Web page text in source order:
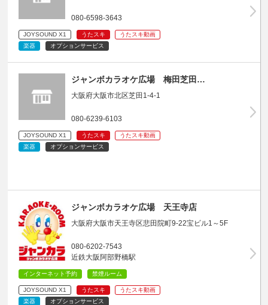
080-6598-3643
JOYSOUND X1 うたスキ
うたスキ動画
楽器
オプションサービス
ジャンボカラオケ広場 梅田芝田…
大阪府大阪市北区芝田1-4-1
080-6239-6103
JOYSOUND X1 うたスキ
うたスキ動画
楽器
オプションサービス
ジャンボカラオケ広場 天王寺店
大阪府大阪市天王寺区悲田院町9-22宝ビル1～5F
080-6202-7543
近鉄大阪阿部野橋駅
インターネット予約 禁煙ルーム
JOYSOUND X1 うたスキ
うたスキ動画
楽器
オプションサービス